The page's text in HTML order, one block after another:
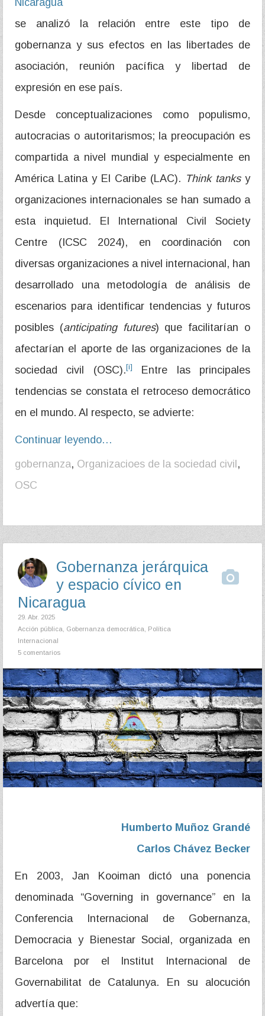
se analizó la relación entre este tipo de
gobernanza y sus efectos en las libertades de
asociación, reunión pacífica y libertad de
expresión en ese país.
Desde conceptualizaciones como populismo,
autocracias o autoritarismos; la preocupación es
compartida a nivel mundial y especialmente en
América Latina y El Caribe (LAC). Think tanksy
organizaciones internacionales se han sumado a
esta inquietud. El International Civil Society
Centre (ICSC 2024), en coordinación con
diversas organizaciones a nivel internacional, han
desarrollado una metodología de análisis de
escenarios para identificar tendencias y futuros
posibles (anticipating futures) que facilitarían o
afectarían el aporte de las organizaciones de la
sociedad civil (OSC).[i]
Entre las principales
tendencias se constata el retroceso democrático
en el mundo. Al respecto, se advierte:
Continuar leyendo…
gobernanza, Organizacioes de la sociedad civil,
OSC
Gobernanza jerárquica
y espacio cívico en
Nicaragua
29. Abr. 2025
Acción pública
Gobernanza democrática
Política
Internacional
5 comentarios
Humberto Muñoz Grandé
Carlos Chávez Becker
En 2003, Jan Kooiman dictó una ponencia
denominada “Governing in governance” en la
Conferencia Internacional de Gobernanza,
Democracia y Bienestar Social, organizada en
Barcelona por el Institut Internacional de
Governabilitat de Catalunya. En su alocución
advertía que: